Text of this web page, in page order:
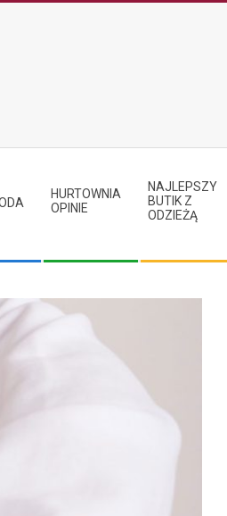
HURTOWNIA
OPINIE
NAJLEPSZY
BUTIK Z
ODZIEŻĄ